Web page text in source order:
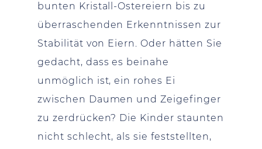
bunten Kristall-Ostereiern bis zu
überraschenden Erkenntnissen zur
Stabilität von Eiern. Oder hätten Sie
gedacht, dass es beinahe
unmöglich ist, ein rohes Ei
zwischen Daumen und Zeigefinger
zu zerdrücken? Die Kinder staunten
nicht schlecht, als sie feststellten,